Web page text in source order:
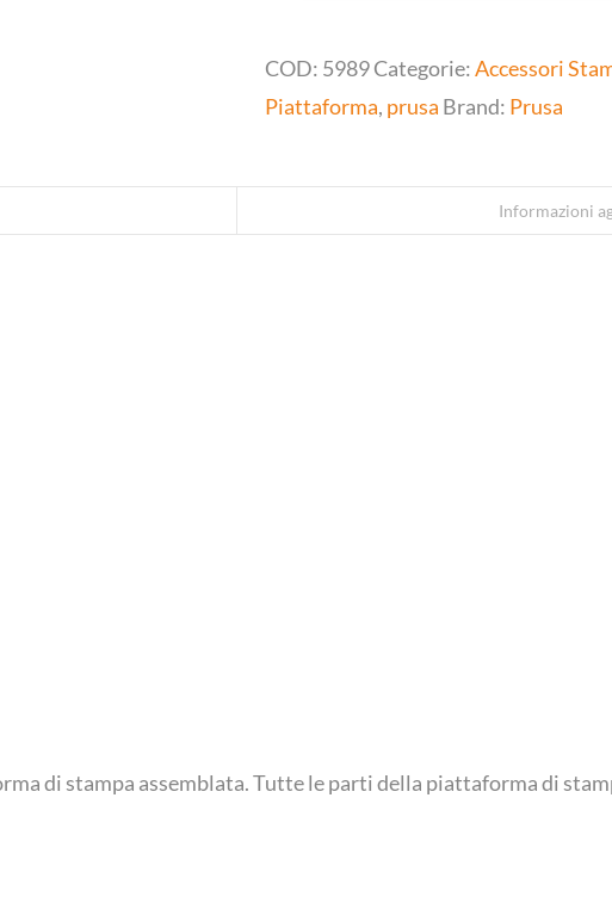
COD: 5989Categorie:Accessori
Piattaforma, prusa Brand: Prusa
Informazioni
di stampa assemblata. Tutte le parti della piattaforma di